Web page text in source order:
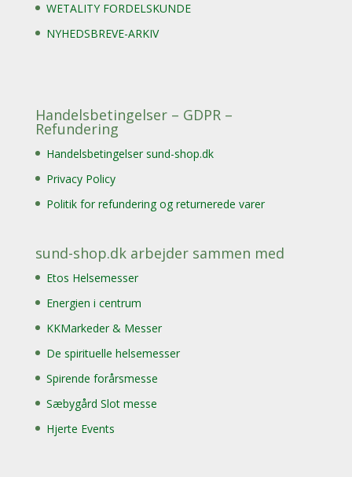
WETALITY FORDELSKUNDE
NYHEDSBREVE-ARKIV
Handelsbetingelser – GDPR –
Refundering
Handelsbetingelser sund-shop.dk
Privacy Policy
Politik for refundering og returnerede varer
sund-shop.dk arbejder sammen med
Etos Helsemesser
Energien i centrum
KKMarkeder & Messer
De spirituelle helsemesser
Spirende forårsmesse
Sæbygård Slot messe
Hjerte Events